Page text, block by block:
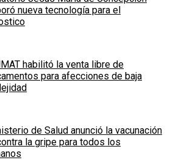
nueva tecnología para el
habilitó la venta libre de
para afecciones de baja
de Salud anunció la vacunación
la gripe para todos los